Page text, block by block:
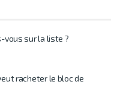
vous sur la liste ?
racheter le bloc de